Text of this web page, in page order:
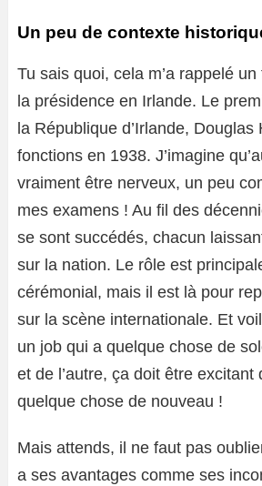
Un peu de contexte
Tu sais quoi, cela m’a rappelé
la présidence en Irlande. Le
la République d’Irlande,
fonctions en 1938. J’imagine
vraiment être nerveux, un peu
mes examens ! Au fil des
se sont succédés, chacun
sur la nation. Le rôle est
cérémonial, mais il est là pour
sur la scène internationale. Et
un job qui a quelque chose de
et de l’autre, ça doit être excitant
quelque chose de nouveau !
Mais attends, il ne faut pas
a ses avantages comme ses